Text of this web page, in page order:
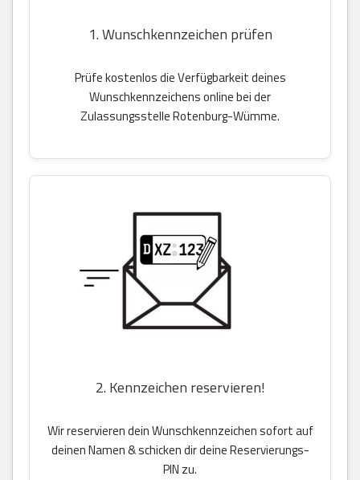
1. Wunschkennzeichen prüfen
Prüfe kostenlos die Verfügbarkeit deines
Wunschkennzeichens online bei der
Zulassungsstelle Rotenburg-Wümme.
2. Kennzeichen reservieren!
Wir reservieren dein Wunschkennzeichen sofort auf
deinen Namen & schicken dir deine Reservierungs-
PIN zu.